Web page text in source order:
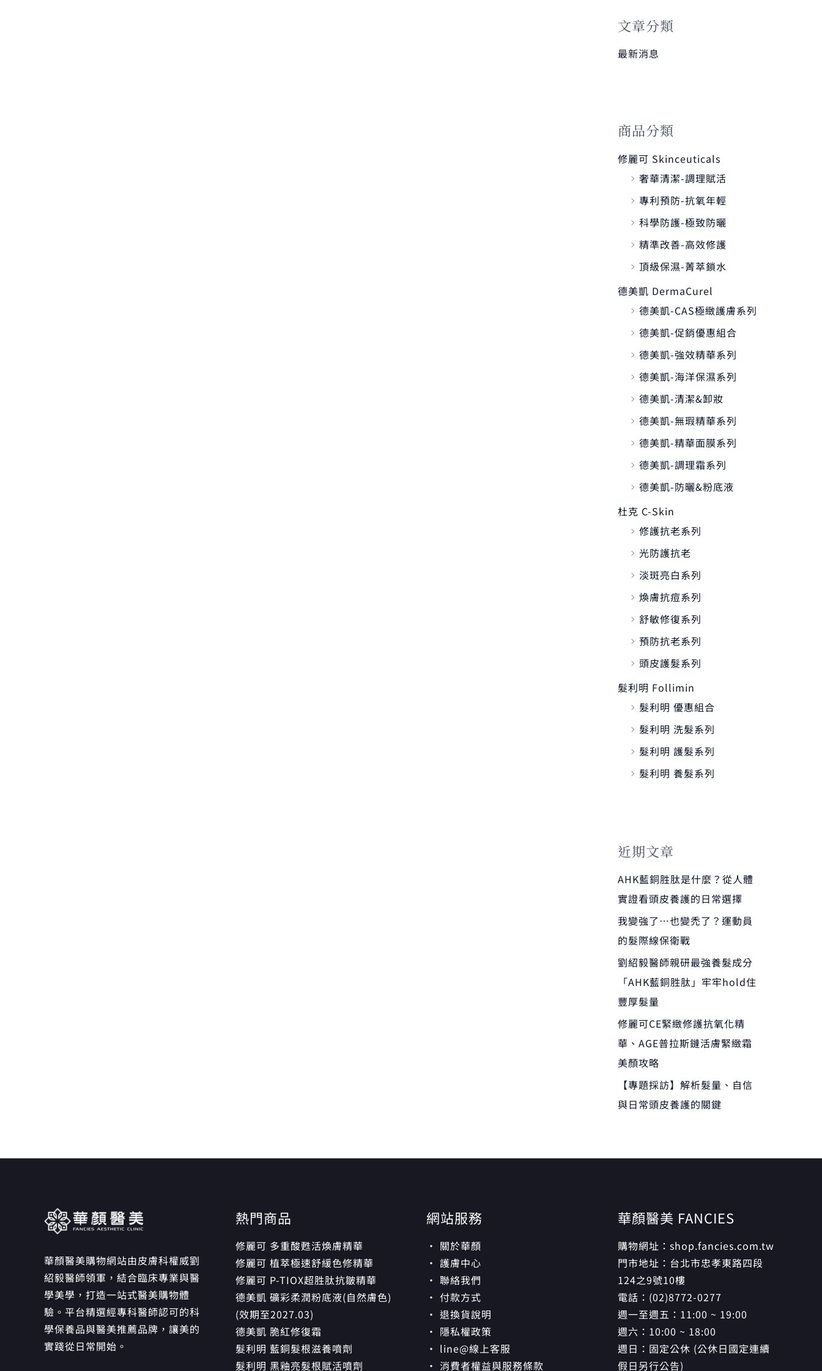
字
文章分類
最新消息
商品分類
修麗可 Skinceuticals
奢華清潔-調理賦活
專利預防-抗氧年輕
科學防護-極致防曬
精準改善-高效修護
頂級保濕-菁萃鎖水
德美凱 DermaCurel
德美凱-CAS極緻護膚系列
德美凱-促銷優惠組合
德美凱-強效精華系列
德美凱-海洋保濕系列
德美凱-清潔&卸妝
德美凱-無瑕精華系列
德美凱-精華面膜系列
德美凱-調理霜系列
德美凱-防曬&粉底液
杜克 C-Skin
修護抗老系列
光防護抗老
淡斑亮白系列
煥膚抗痘系列
舒敏修復系列
預防抗老系列
頭皮護髮系列
髮利明 Follimin
髮利明 優惠組合
髮利明 洗髮系列
髮利明 護髮系列
髮利明 養髮系列
近期文章
AHK藍銅胜肽是什麼？從人體
實證看頭皮養護的日常選擇
我變強了…也變禿了？運動員
的髮際線保衛戰
劉紹毅醫師親研最強養髮成分
「AHK藍銅胜肽」牢牢hold住
豐厚髮量
修麗可CE緊緻修護抗氧化精
華、AGE普拉斯鏈活膚緊緻霜
美顏攻略
【專題採訪】解析髮量、自信
與日常頭皮養護的關鍵
華顏醫美購物網站由皮膚科權威劉
紹毅醫師領軍，結合臨床專業與醫
學美學，打造一站式醫美購物體
驗。平台精選經專科醫師認可的科
學保養品與醫美推薦品牌，讓美的
實踐從日常開始。
熱門商品
修麗可 多重酸甦活煥膚精華
修麗可 植萃極速舒緩色修精華
修麗可 P-TIOX超胜肽抗皺精華
德美凱 礦彩柔潤粉底液(自然膚色)
(效期至2027.03)
德美凱 脆紅修復霜
髮利明 藍銅髮根滋養噴劑
髮利明 黑釉亮髮根賦活噴劑
網站服務
· 關於華顏
· 護膚中心
· 聯絡我們
· 付款方式
· 退換貨說明
· 隱私權政策
· line@線上客服
· 消費者權益與服務條款
華顏醫美 FANCIES
購物網址：shop.fancies.com.tw
門市地址：台北市忠孝東路四段
124之9號10樓
電話：(02)8772-0277
週一至週五：11:00 ~ 19:00
週六：10:00 ~ 18:00
週日：固定公休 (公休日國定連續
假日另行公告)